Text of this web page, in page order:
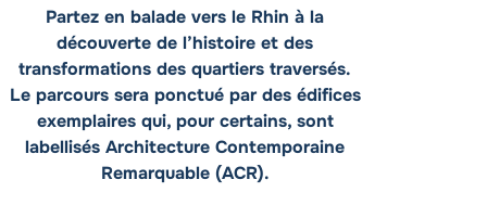
Partez en balade vers le Rhin à la
découverte de l’histoire et des
transformations des quartiers traversés.
Le parcours sera ponctué par des édifices
exemplaires qui, pour certains, sont
labellisés Architecture Contemporaine
Remarquable (ACR).